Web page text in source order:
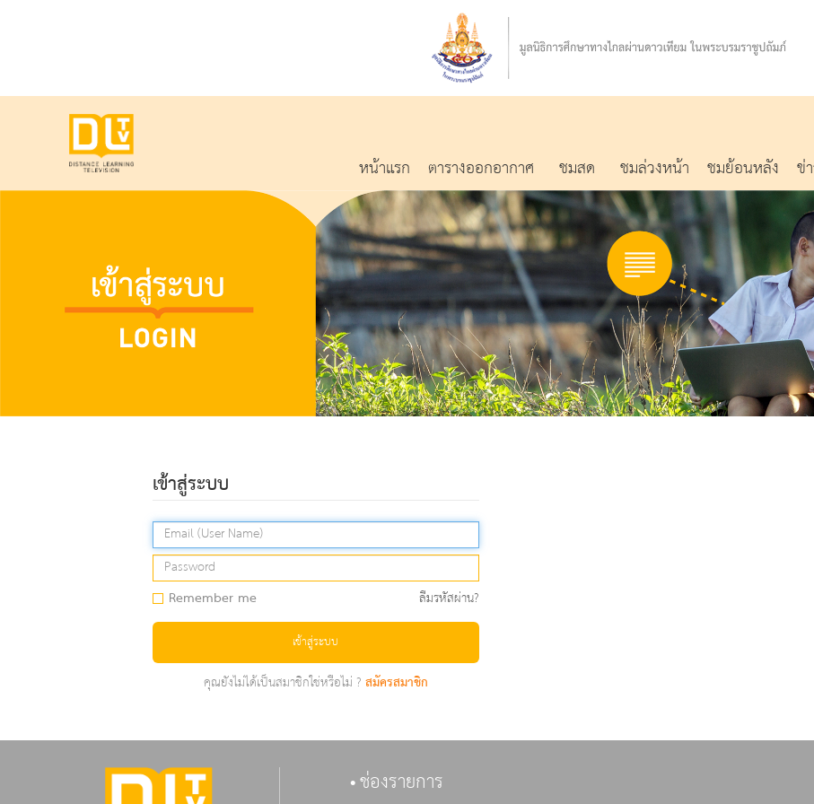
หน้าแรก ตารางออกอากาศ ชมสด ชมล่วงหน้า ชมย้อนหลัง ข่
เข้าสู่ระบบ
Remember me ลืมรหัสผ่าน?
เข้าสู่ระบบ
คุณยังไม่ได้เป็นสมาชิกใช่หรือไม่ ?สมัครสมาชิก
ช่องรายการ